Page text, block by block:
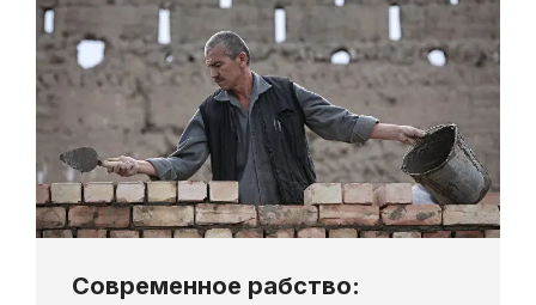
Современное рабство: